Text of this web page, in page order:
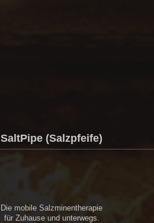
SaltPipe (Salzpfeife)
Die mobile Salzminentherapie
für Zuhause und unterwegs.